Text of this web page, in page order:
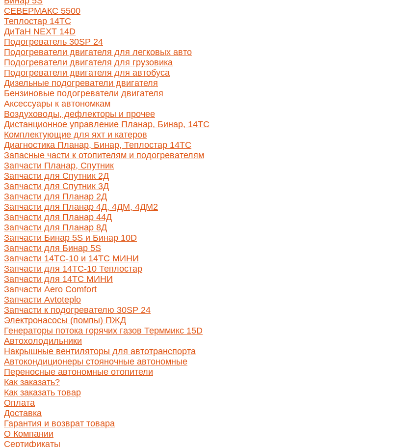
СЕВЕРМАКС 5500
Теплостар 14ТС
ДиТаН NEXT 14D
Подогреватель 30SP 24
Подогреватели двигателя для легковых авто
Подогреватели двигателя для грузовика
Подогреватели двигателя для автобуса
Дизельные подогреватели двигателя
Бензиновые подогреватели двигателя
Аксессуары к автономкам
Воздуховоды, дефлекторы и прочее
Дистанционное управление Планар, Бинар, 14ТС
Комплектующие для яхт и катеров
Диагностика Планар, Бинар, Теплостар 14ТС
Запасные части к отопителям и подогревателям
Запчасти Планар, Спутник
Запчасти для Спутник 2Д
Запчасти для Спутник 3Д
Запчасти для Планар 2Д
Запчасти для Планар 4Д, 4ДМ, 4ДМ2
Запчасти для Планар 44Д
Запчасти для Планар 8Д
Запчасти Бинар 5S и Бинар 10D
Запчасти для Бинар 5S
Запчасти 14ТС-10 и 14ТС МИНИ
Запчасти для 14ТС-10 Теплостар
Запчасти для 14ТС МИНИ
Запчасти Aero Comfort
Запчасти Avtoteplo
Запчасти к подогревателю 30SP 24
Электронасосы (помпы) ПЖД
Генераторы потока горячих газов Терммикс 15D
Автохолодильники
Накрышные вентиляторы для автотранспорта
Автокондиционеры стояночные автономные
Переносные автономные отопители
Как заказать?
Как заказать товар
Оплата
Доставка
Гарантия и возврат товара
О Компании
Сертификаты